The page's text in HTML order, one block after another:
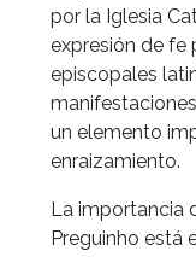
por la Iglesia
expresión de fe
episcopales
un elemento
enraizamiento.
La importancia
Preguinho está